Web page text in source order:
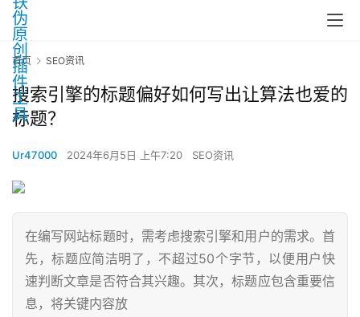
首页 SEO资讯
搜索引擎的标题偏好如何写出让算法也爱的
标题？
Ur47000 2024年6月5日 上午7:20 SEO资讯
在编写网站标题时，需考虑搜索引擎和用户的需求。首
先，标题应简洁明了，不超过50个字节，以便用户快
速判断文章是否符合其兴趣。其次，标题应包含重要信
息，将关键内容放